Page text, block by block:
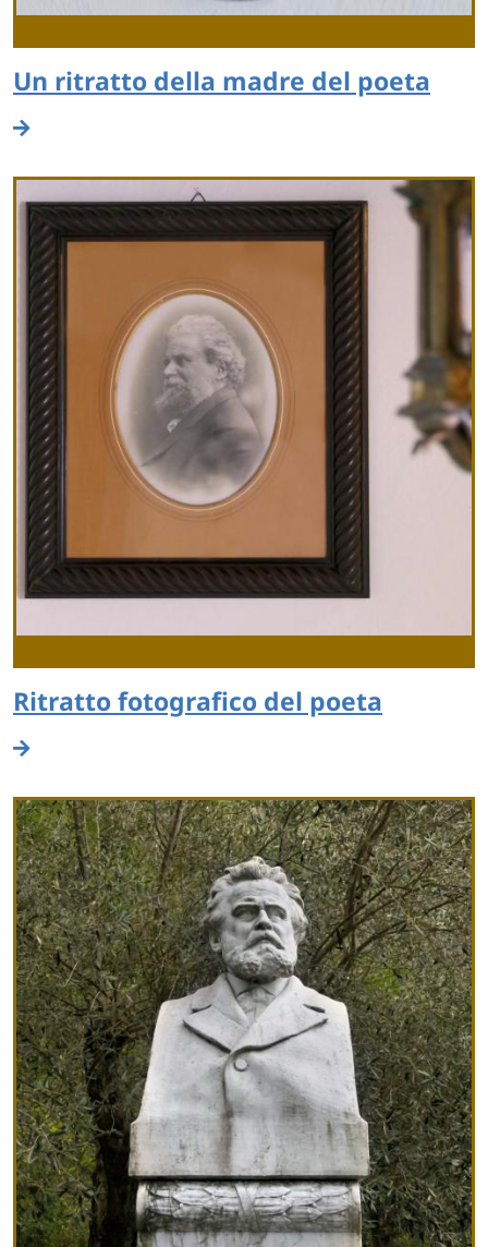
Un ritratto della madre del poeta
Ritratto fotografico del poeta